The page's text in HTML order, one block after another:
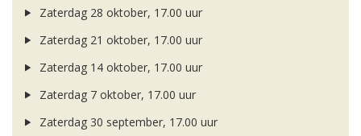
Zaterdag 28 oktober, 17.00 uur
Zaterdag 21 oktober, 17.00 uur
Zaterdag 14 oktober, 17.00 uur
Zaterdag 7 oktober, 17.00 uur
Zaterdag 30 september, 17.00 uur